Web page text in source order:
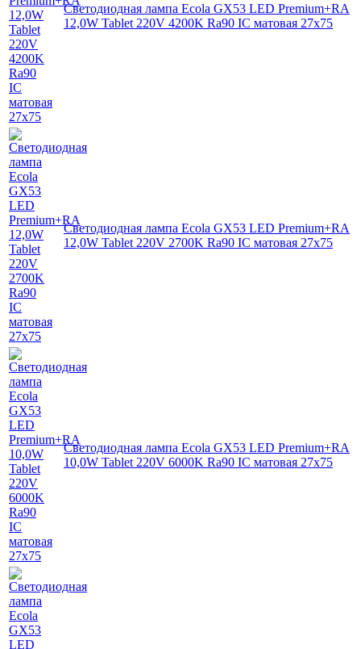
Светодиодная лампа Ecola GX53 LED Premium+RA
12,0W Tablet 220V 4200K Ra90 IC матовая 27x75
Светодиодная лампа Ecola GX53 LED Premium+RA
12,0W Tablet 220V 2700K Ra90 IC матовая 27x75
Светодиодная лампа Ecola GX53 LED Premium+RA
10,0W Tablet 220V 6000K Ra90 IC матовая 27x75